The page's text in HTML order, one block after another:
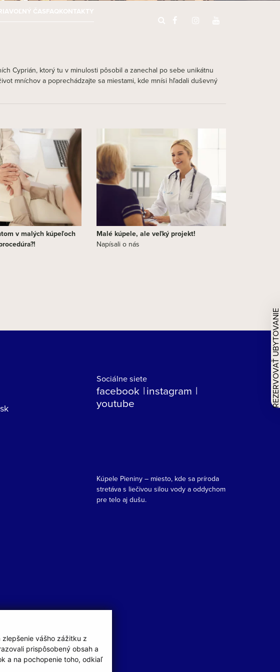
vášho zážitku z
prispôsobený obsah a
a na pochopenie toho, odkiaľ
VOĽNÝ ČASFAQKONTAKTY
Cyprián, ktorý tu v minulosti pôsobil a zanechal po sebe unikátnu
mníchov a poprechádzajte sa miestami, kde mnísi hľadali duševný
v malých kúpeľoch
Malé kúpele, ale veľký projekt!
Napísali o nás
Sociálne siete
facebook instagram
youtube
Kúpele Pieniny – miesto, kde sa príroda
stretáva s liečivou silou vody a oddychom
pre telo aj dušu.